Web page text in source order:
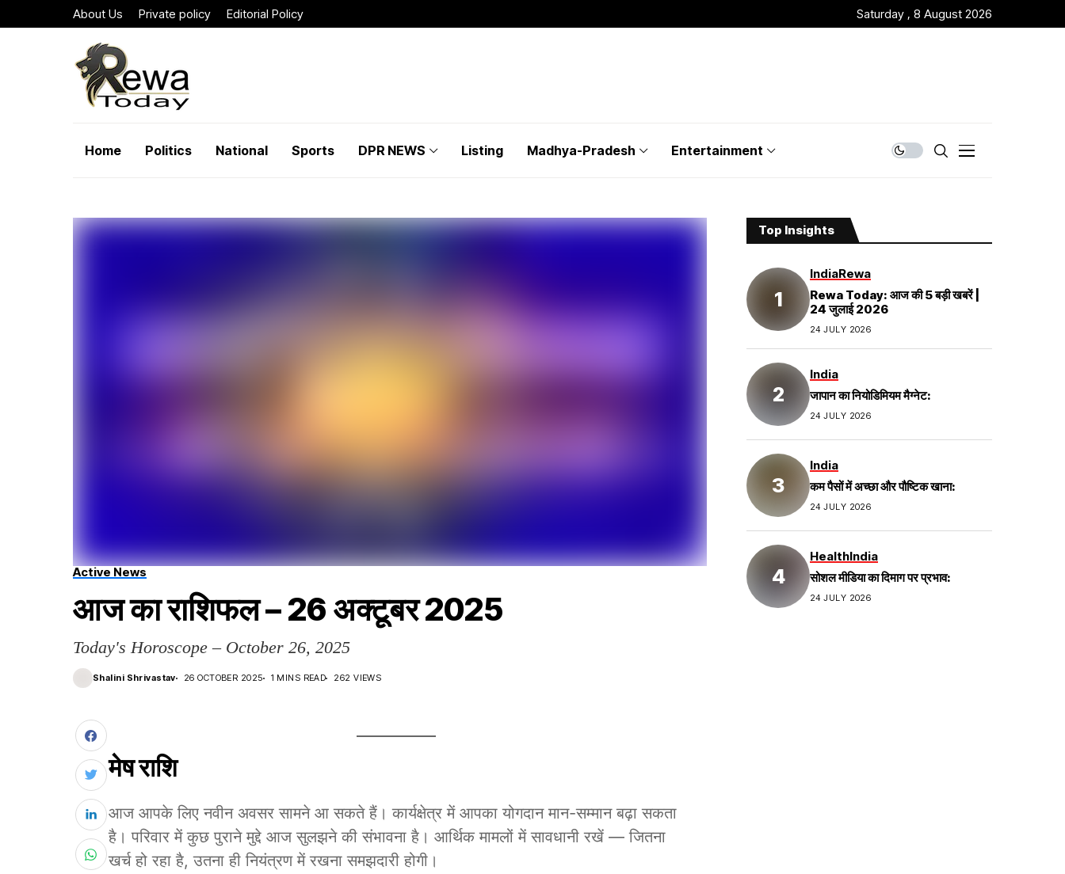
About Us Private policy Editorial Policy Saturday , 8 August 2026
Home Politics National Sports DPR NEWS Listing Madhya-Pradesh Entertainment
Active News
आज का राशिफल – 26 अक्टूबर 2025
Today's Horoscope – October 26, 2025
Shalini Shrivastav 26 OCTOBER 2025 1 MINS READ 262 VIEWS
मेष राशि
आज आपके लिए नवीन अवसर सामने आ सकते हैं। कार्यक्षेत्र में आपका योगदान मान-सम्मान बढ़ा सकता
है। परिवार में कुछ पुराने मुद्दे आज सुलझने की संभावना है। आर्थिक मामलों में सावधानी रखें — जितना
खर्च हो रहा है, उतना ही नियंत्रण में रखना समझदारी होगी।
Top Insights
IndiaRewa
Rewa Today: आज की 5 बड़ी खबरें |
24 जुलाई 2026
24 JULY 2026
India
जापान का नियोडिमियम मैग्नेट:
24 JULY 2026
India
कम पैसों में अच्छा और पौष्टिक खाना:
24 JULY 2026
HealthIndia
सोशल मीडिया का दिमाग पर प्रभाव:
24 JULY 2026